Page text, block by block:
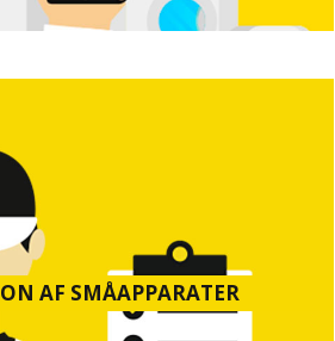
AF SMÅAPPARATER